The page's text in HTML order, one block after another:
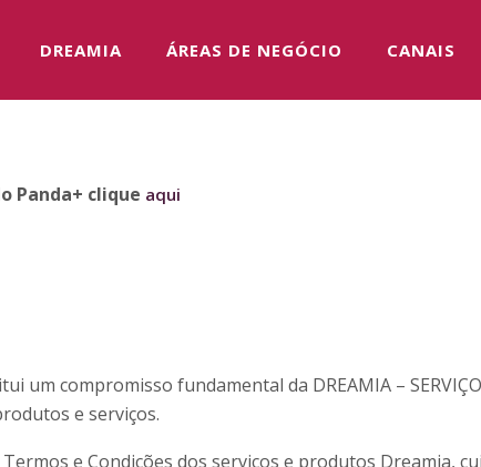
DREAMIA ÁREAS DE NEGÓCIO CANAIS
Panda+ clique aqui
compromisso fundamental da DREAMIA –
e serviços.
e Condições dos serviços e produtos Dreamia,